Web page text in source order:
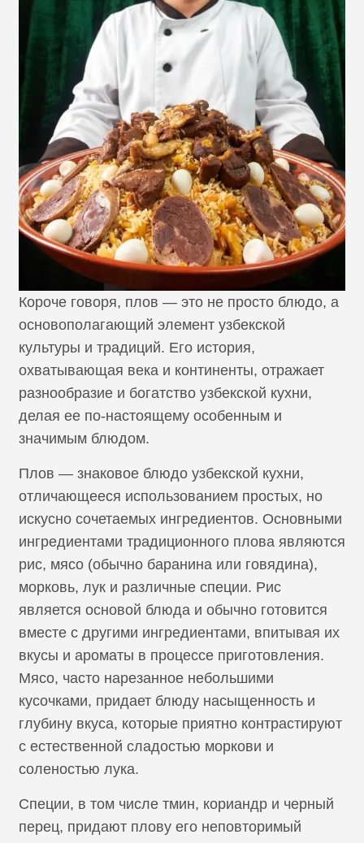
Короче говоря, плов — это не просто блюдо, а
основополагающий элемент узбекской
культуры и традиций. Его история,
охватывающая века и континенты, отражает
разнообразие и богатство узбекской кухни,
делая ее по-настоящему особенным и
значимым блюдом.
Плов — знаковое блюдо узбекской кухни,
отличающееся использованием простых, но
искусно сочетаемых ингредиентов. Основными
ингредиентами традиционного плова являются
рис, мясо (обычно баранина или говядина),
морковь, лук и различные специи. Рис
является основой блюда и обычно готовится
вместе с другими ингредиентами, впитывая их
вкусы и ароматы в процессе приготовления.
Мясо, часто нарезанное небольшими
кусочками, придает блюду насыщенность и
глубину вкуса, которые приятно контрастируют
с естественной сладостью моркови и
соленостью лука.
Специи, в том числе тмин, кориандр и черный
перец, придают плову его неповторимый